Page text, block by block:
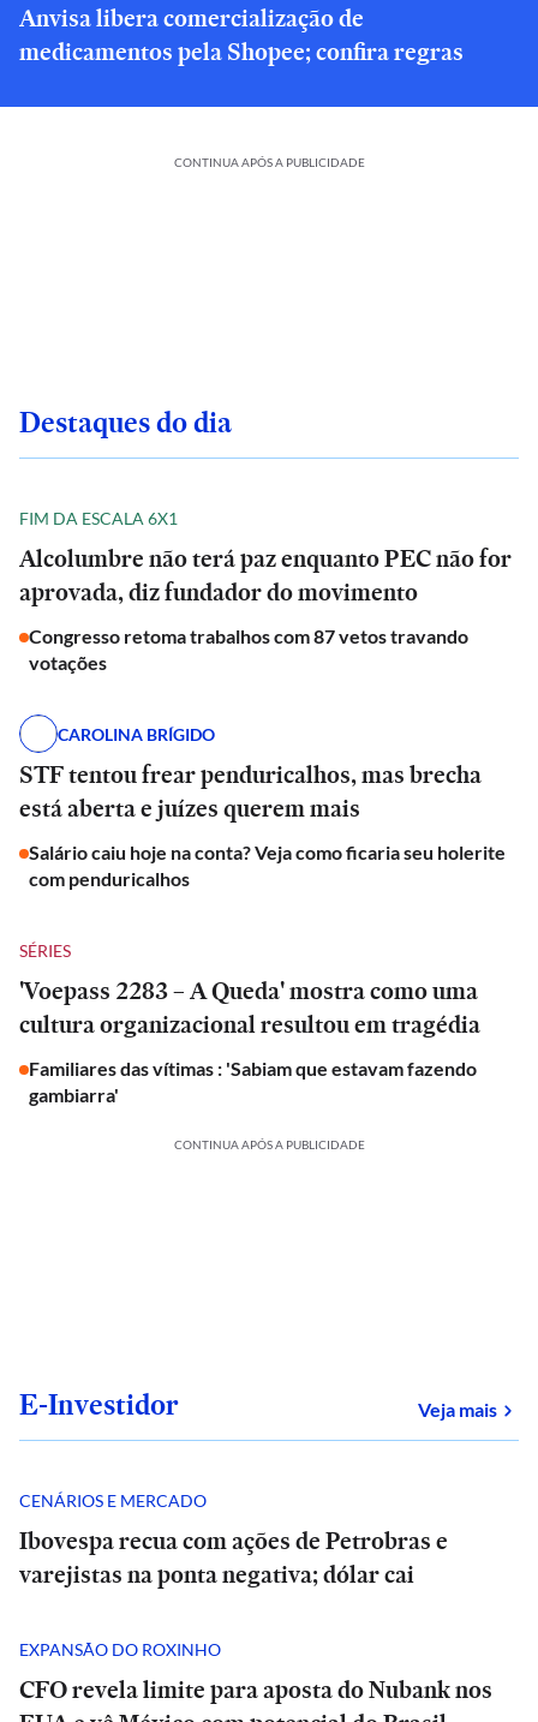
Anvisa libera comercialização de
medicamentos pela Shopee; confira regras
CONTINUA APÓS A PUBLICIDADE
Destaques do dia
FIM DA ESCALA 6X1
Alcolumbre não terá paz enquanto PEC não for
aprovada, diz fundador do movimento
Congresso retoma trabalhos com 87 vetos travando
votações
CAROLINA BRÍGIDO
STF tentou frear penduricalhos, mas brecha
está aberta e juízes querem mais
Salário caiu hoje na conta? Veja como ficaria seu holerite
com penduricalhos
SÉRIES
'Voepass 2283 – A Queda' mostra como uma
cultura organizacional resultou em tragédia
Familiares das vítimas : 'Sabiam que estavam fazendo
gambiarra'
CONTINUA APÓS A PUBLICIDADE
E-Investidor Veja mais
CENÁRIOS E MERCADO
Ibovespa recua com ações de Petrobras e
varejistas na ponta negativa; dólar cai
EXPANSÃO DO ROXINHO
CFO revela limite para aposta do Nubank nos